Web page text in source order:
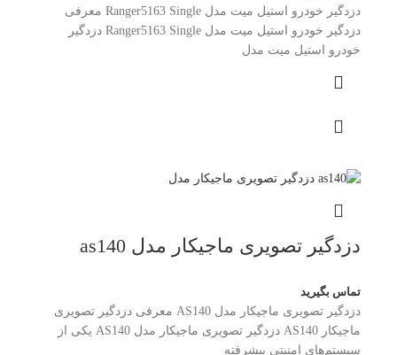
دزدگیر خودرو استیل میت مدل Ranger5163 Single معرفی
دزدگیر خودرو استیل میت مدل Ranger5163 Single دزدگیر
خودرو استیل میت مدل
دزدگیر تصویری ماجیکار مدل as140
تماس بگیرید
دزدگیر تصویری ماجیکار مدل AS140 معرفی دزدگیر تصویری
ماجیکار AS140 دزدگیر تصویری ماجیکار مدل AS140 یکی از
سیستم‌های امنیتی پیشرفته